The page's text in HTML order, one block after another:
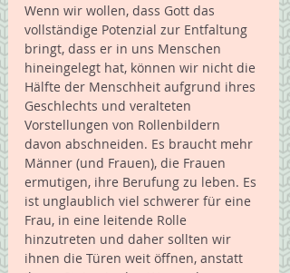
Wenn wir wollen, dass Gott das
vollständige Potenzial zur Entfaltung
bringt, dass er in uns Menschen
hineingelegt hat, können wir nicht die
Hälfte der Menschheit aufgrund ihres
Geschlechts und veralteten
Vorstellungen von Rollenbildern
davon abschneiden. Es braucht mehr
Männer (und Frauen), die Frauen
ermutigen, ihre Berufung zu leben. Es
ist unglaublich viel schwerer für eine
Frau, in eine leitende Rolle
hinzutreten und daher sollten wir
ihnen die Türen weit öffnen, anstatt